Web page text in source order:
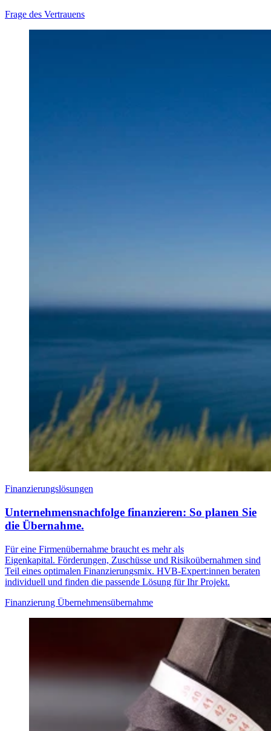
Frage des Vertrauens
Finanzierungslösungen
Unternehmensnachfolge finanzieren: So planen Sie
die Übernahme.
Für eine Firmenübernahme braucht es mehr als
Eigenkapital. Förderungen, Zuschüsse und Risikoübernahmen sind
Teil eines optimalen Finanzierungsmix. HVB-Expert:innen beraten
individuell und finden die passende Lösung für Ihr Projekt.
Finanzierung Übernehmensübernahme